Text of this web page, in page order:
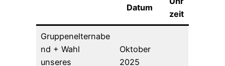
Datum
zeit
Gruppenelternabe
nd + Wahl
unseres
Oktober
2025